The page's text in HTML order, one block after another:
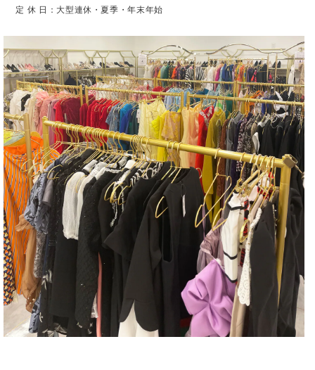
定 休 日：大型連休・夏季・年末年始